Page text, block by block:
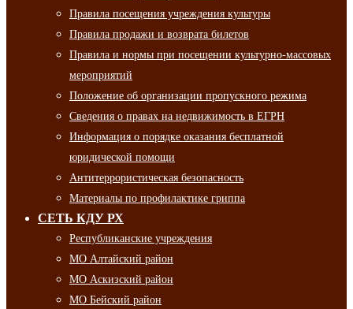
Правила посещения учреждения культуры
Правила продажи и возврата билетов
Правила и нормы при посещении культурно-массовых
мероприятий
Положение об организации пропускного режима
Сведения о правах на недвижимость в ЕГРН
Информация о порядке оказания бесплатной
юридической помощи
Антитеррористическая безопасность
Материалы по профилактике гриппа
СЕТЬ КДУ РХ
Республиканские учреждения
МО Алтайский район
МО Аскизский район
МО Бейский район